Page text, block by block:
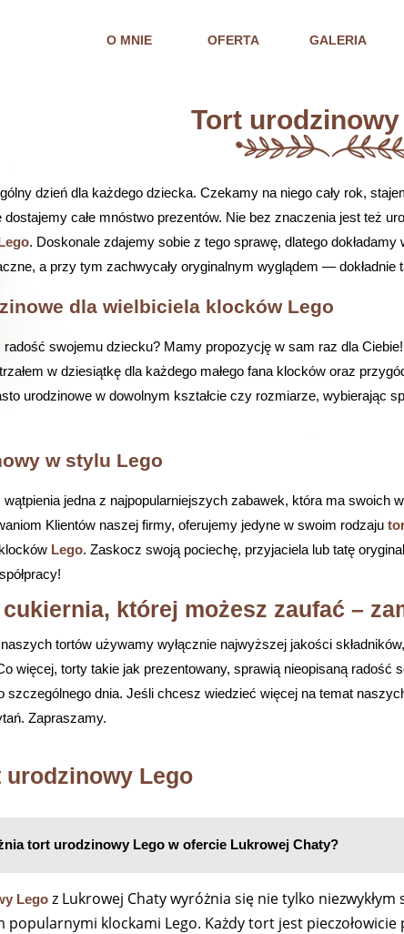
O MNIE OFERTA GALERIA
Tort
dzień dla każdego dziecka. Czekamy na niego cały rok,
całe mnóstwo prezentów. Nie bez znaczenia jest też
. Doskonale zdajemy sobie z tego sprawę, dlatego
a przy tym zachwycały oryginalnym wyglądem — dokładnie
dla wielbiciela klocków Lego
radość swojemu dziecku? Mamy propozycję w sam raz dla
w dziesiątkę dla każdego małego fana klocków oraz
urodzinowe w dowolnym kształcie czy rozmiarze, wybierając
w stylu Lego
wątpienia jedna z najpopularniejszych zabawek, która ma swoich
Klientów naszej firmy, oferujemy jedyne w swoim rodzaju
Lego. Zaskocz swoją pociechę, przyjaciela lub tatę
której możesz zaufać –
tortów używamy wyłącznie najwyższej jakości
więcej, torty takie jak prezentowany, sprawią nieopisaną radość
szczególnego dnia. Jeśli chcesz wiedzieć więcej na temat
Zapraszamy.
urodzinowy Lego
tort urodzinowy Lego w ofercie Lukrowej Chaty?
Legoz Lukrowej Chaty wyróżnia się nie tylko
klockami Lego. Każdy tort jest pieczołowicie